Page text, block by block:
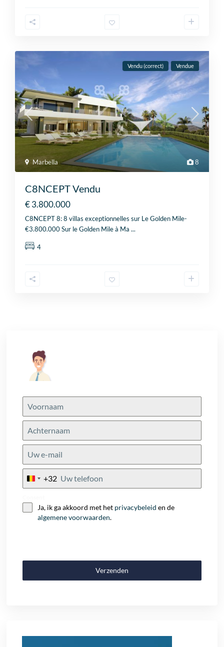
8
Marbella
Vendu (correct) Vendue
C8NCEPT Vendu
€ 3.800.000
C8NCEPT 8: 8 villas exceptionnelles sur Le Golden Mile-
€3.800.000 Sur le Golden Mile à Ma...
4
Belgium
+32
Ja, ik ga akkoord met het privacybeleid en de
algemene voorwaarden.
Verzenden